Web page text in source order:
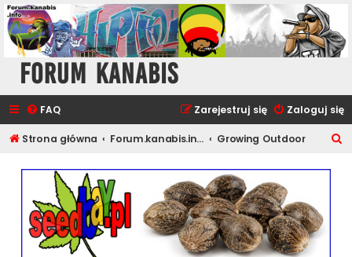
Forum Kanabis
FAQ Zaloguj się
Zarejestruj się
Strona główna Forum.kanabis.info - Ganja Tematy Growing Outdoor